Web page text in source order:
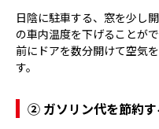
日陰に駐車する、窓を少し
の車内温度を下げることが
前にドアを数分開けて空気
す。
② ガソリン代を節約